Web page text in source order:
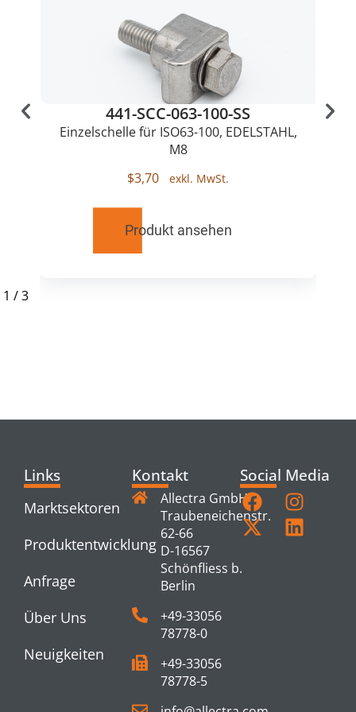
441-SCC-063-100-SS
Einzelschelle für ISO63-100, EDELSTAHL,
M8
$3,70
Produkt ansehen
1 /3
Links
Marktsektoren
Produktentwicklung
Anfrage
Über Uns
Neuigkeiten
Kontakt
Allectra GmbH
Traubeneichenstr.
62-66
D-16567
Schönfliess b.
Berlin
+49-33056
78778-0
+49-33056
78778-5
Social Media